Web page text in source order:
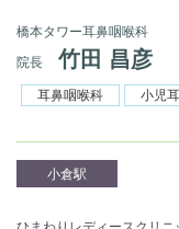
橋本タワー耳鼻咽喉科
院長
竹田 昌彦
耳鼻咽喉科 小児
小倉駅